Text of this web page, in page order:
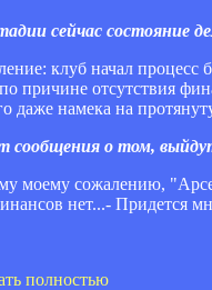
сейчас состояние
клуб начал
причине отсутствия
даже намека на
о том,
моему сожалению,
нет...- Придется
полностью